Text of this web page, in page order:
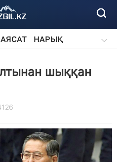
НАРЫҚ
шыққан